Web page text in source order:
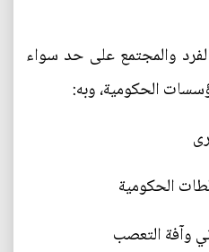
والمجتمع على حد سواء
الحكومية، وبه:
الحكومية
وآفة التعصب